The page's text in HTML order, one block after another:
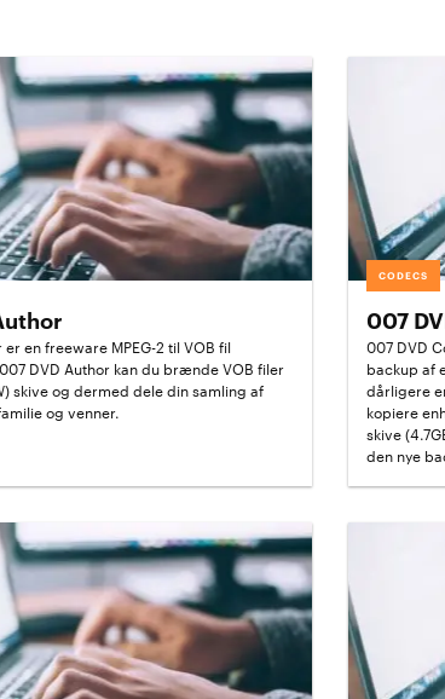
en freeware MPEG-2 til VOB fil
DVD Author kan du brænde VOB filer
skive og dermed dele din samling af
og venner.
CODECS
007
007 DVD
backup af
dårligere
kopiere
skive
den nye